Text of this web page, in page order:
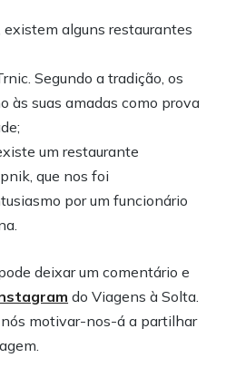
existem alguns restaurantes
Segundo a tradição, os
às suas amadas como prova
um restaurante
que nos foi
por um funcionário
deixar um comentário e
do Viagens à Solta.
motivar-nos-á a partilhar